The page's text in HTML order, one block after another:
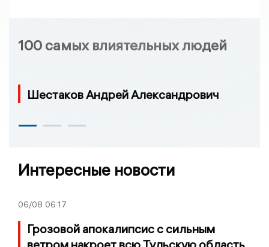
100 самых влиятельных людей
Шестаков Андрей Александрович
Интересные новости
06/08 06:17
Грозовой апокалипсис с сильным